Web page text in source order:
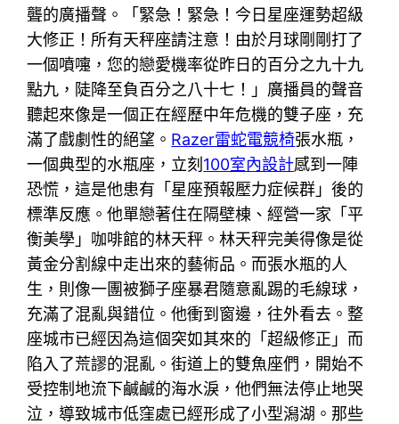
聾的廣播聲。「緊急！緊急！今日星座運勢超級
大修正！所有天秤座請注意！由於月球剛剛打了
一個噴嚏，您的戀愛機率從昨日的百分之九十九
點九，陡降至負百分之八十七！」廣播員的聲音
聽起來像是一個正在經歷中年危機的雙子座，充
滿了戲劇性的絕望。 Razer雷蛇電競椅張水瓶，
一個典型的水瓶座，立刻 100室內設計感到一陣
恐慌，這是他患有「星座預報壓力症候群」後的
標準反應。他單戀著住在隔壁棟、經營一家「平
衡美學」咖啡館的林天秤。林天秤完美得像是從
黃金分割線中走出來的藝術品。而張水瓶的人
生，則像一團被獅子座暴君隨意亂踢的毛線球，
充滿了混亂與錯位。他衝到窗邊，往外看去。整
座城市已經因為這個突如其來的「超級修正」而
陷入了荒謬的混亂。街道上的雙魚座們，開始不
受控制地流下鹹鹹的海水淚，他們無法停止地哭
泣，導致城市低窪處已經形成了小型潟湖。那些